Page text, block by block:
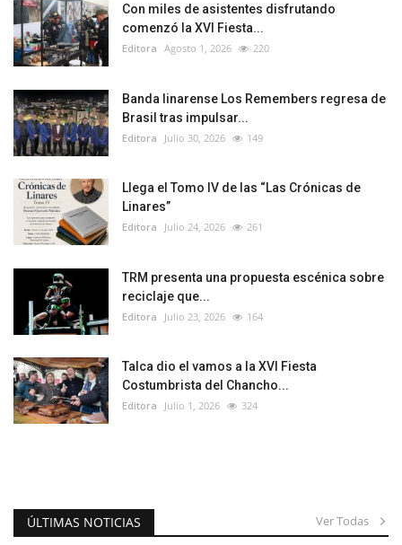
Con miles de asistentes disfrutando
comenzó la XVI Fiesta...
Editora Agosto 1, 2026 220
Banda linarense Los Remembers regresa de
Brasil tras impulsar...
Editora Julio 30, 2026 149
Llega el Tomo IV de las “Las Crónicas de
Linares”
Editora Julio 24, 2026 261
TRM presenta una propuesta escénica sobre
reciclaje que...
Editora Julio 23, 2026 164
Talca dio el vamos a la XVI Fiesta
Costumbrista del Chancho...
Editora Julio 1, 2026 324
ÚLTIMAS NOTICIAS Ver Todas